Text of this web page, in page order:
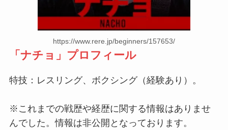
https://www.rere.jp/beginners/157653/
「 ナチョ 」プロフィール
特技：レスリング、ボクシング（経験あり）。
※これまでの戦歴や経歴に関する情報はありませ
んでした。情報は非公開となっております。